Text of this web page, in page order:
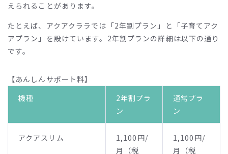
えられることがあります。
たとえば、アクアクララでは「2年割プラン」と「子育てアク
アプラン」を設けています。 2年割プランの詳細は以下の通り
です。
【あんしんサポート料】
機種
2年割プラ
ン
通常プラ
ン
アクアスリム
1,100円/
月（税
1,100円/
月（税